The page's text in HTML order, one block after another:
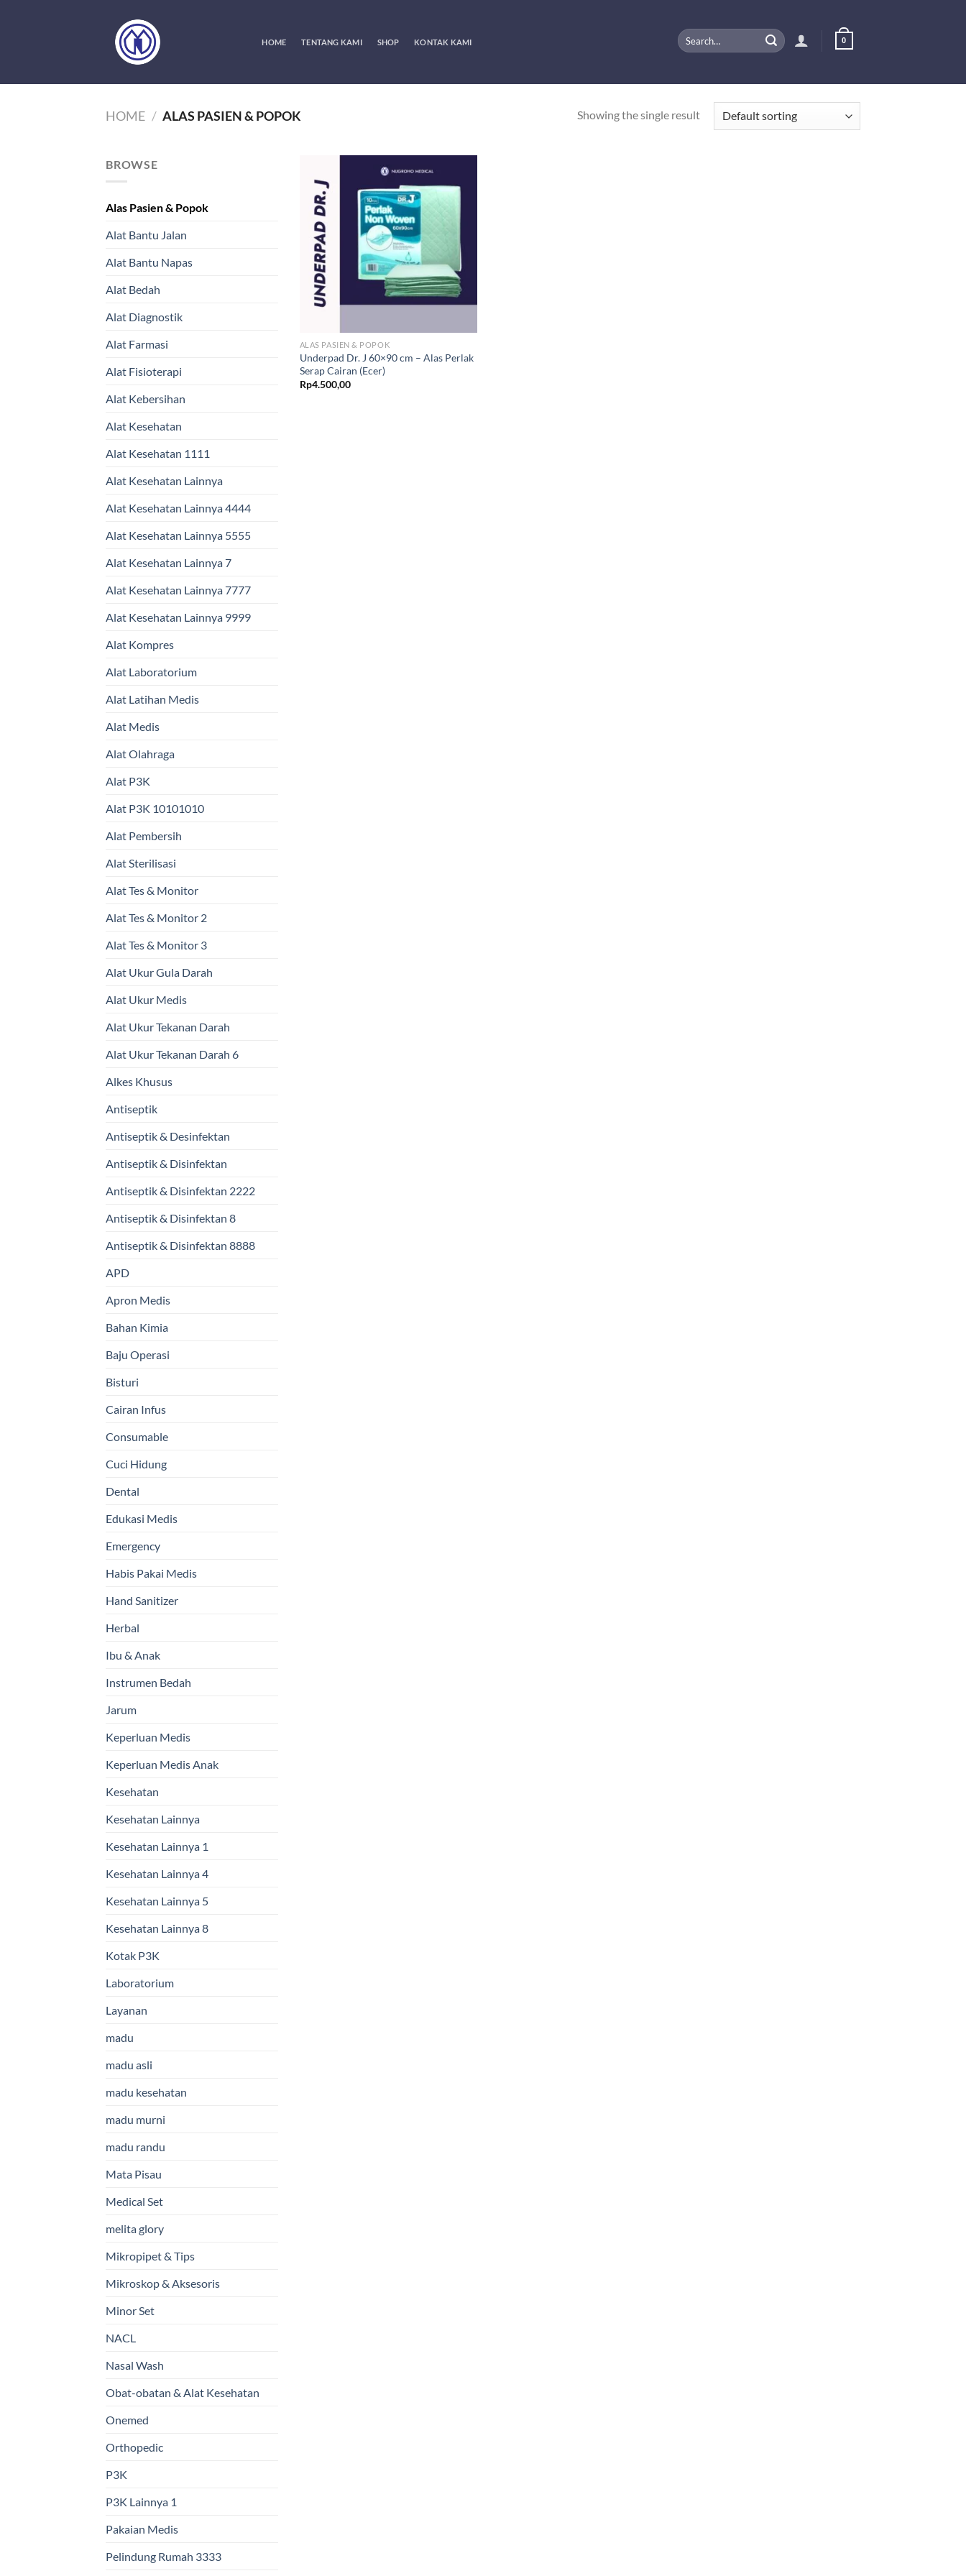
HOME TENTANG KAMI SHOP KONTAK KAMI
Search
for:
0
HOME / ALAS PASIEN & POPOK Showing the single result
BROWSE
Alas Pasien & Popok
Alat Bantu Jalan
Alat Bantu Napas
Alat Bedah
Alat Diagnostik
Alat Farmasi
Alat Fisioterapi
Alat Kebersihan
Alat Kesehatan
Alat Kesehatan 1111
Alat Kesehatan Lainnya
Alat Kesehatan Lainnya 4444
Alat Kesehatan Lainnya 5555
Alat Kesehatan Lainnya 7
Alat Kesehatan Lainnya 7777
Alat Kesehatan Lainnya 9999
Alat Kompres
Alat Laboratorium
Alat Latihan Medis
Alat Medis
Alat Olahraga
Alat P3K
Alat P3K 10101010
Alat Pembersih
Alat Sterilisasi
Alat Tes & Monitor
Alat Tes & Monitor 2
Alat Tes & Monitor 3
Alat Ukur Gula Darah
Alat Ukur Medis
Alat Ukur Tekanan Darah
Alat Ukur Tekanan Darah 6
Alkes Khusus
Antiseptik
Antiseptik & Desinfektan
Antiseptik & Disinfektan
Antiseptik & Disinfektan 2222
Antiseptik & Disinfektan 8
Antiseptik & Disinfektan 8888
APD
Apron Medis
Bahan Kimia
Baju Operasi
Bisturi
Cairan Infus
Consumable
Cuci Hidung
Dental
Edukasi Medis
Emergency
Habis Pakai Medis
Hand Sanitizer
Herbal
Ibu & Anak
Instrumen Bedah
Jarum
Keperluan Medis
Keperluan Medis Anak
Kesehatan
Kesehatan Lainnya
Kesehatan Lainnya 1
Kesehatan Lainnya 4
Kesehatan Lainnya 5
Kesehatan Lainnya 8
Kotak P3K
Laboratorium
Layanan
madu
madu asli
madu kesehatan
madu murni
madu randu
Mata Pisau
Medical Set
melita glory
Mikropipet & Tips
Mikroskop & Aksesoris
Minor Set
NACL
Nasal Wash
Obat-obatan & Alat Kesehatan
Onemed
Orthopedic
P3K
P3K Lainnya 1
Pakaian Medis
Pelindung Rumah 3333
ALAS PASIEN & POPOK
Underpad Dr. J 60×90 cm – Alas Perlak
Serap Cairan (Ecer)
Rp4.500,00